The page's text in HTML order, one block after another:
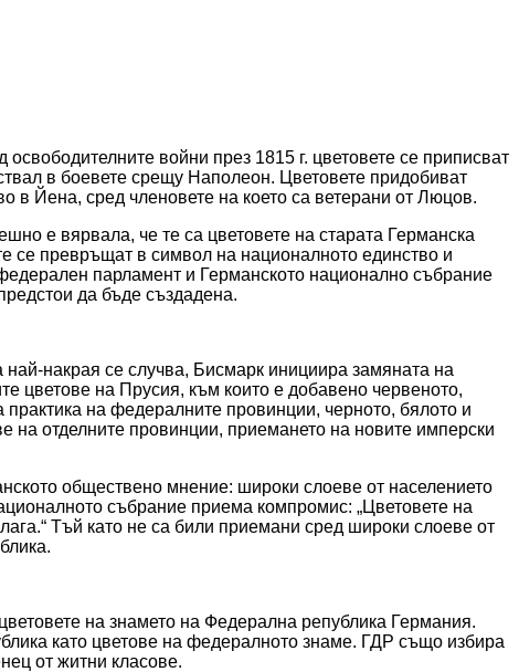
войни през 1815 г. цветовете се приписват
в боевете срещу Наполеон. Цветовете придобиват
в Йена, сред членовете на което са ветерани от Люцов.
е вярвала, че те са цветовете на старата Германска
се превръщат в символ на националното единство и
парламент и Германското национално събрание
да бъде създадена.
накрая се случва, Бисмарк инициира замяната на
цветове на Прусия, към които е добавено червеното,
на федералните провинции, черното, бялото и
на отделните провинции, приемането на новите имперски
обществено мнение: широки слоеве от населението
събрание приема компромис: „Цветовете на
Тъй като не са били приемани сред широки слоеве от
на знамето на Федерална република Германия.
като цветове на федералното знаме. ГДР също избира
от житни класове.